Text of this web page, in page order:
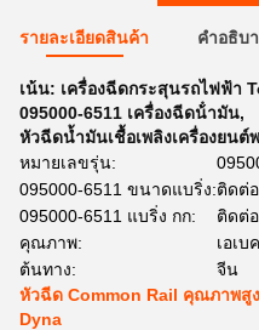
รายละเอียดสินค้า คําอธิบ
เน้น: เครื่องฉีดกระสุนรถไฟฟ้า
095000-6511 เครื่องฉีดน้ํามัน,
หัวฉีดน้ำมันเชื้อเพลิงเครื่องยนต์
หมายเลขรุ่น:
095000-6511 ขนาดแบริ่ง:ติดต่
095000-6511 แบริ่ง กก:
ติดต่
คุณภาพ:
เอเบ
ต้นทาง:
จีน
หัวฉีด Common Rail คุณภาพสู
Dyna